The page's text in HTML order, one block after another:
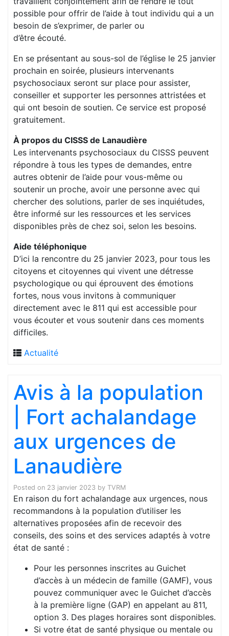
possible pour offrir de l’aide à tout individu qui a un
besoin de s’exprimer, de parler ou
d’être écouté.
En se présentant au sous-sol de l’église le 25 janvier
prochain en soirée, plusieurs intervenants
psychosociaux seront sur place pour assister,
conseiller et supporter les personnes attristées et
qui ont besoin de soutien. Ce service est proposé
gratuitement.
À propos du CISSS de Lanaudière
Les intervenants psychosociaux du CISSS peuvent
répondre à tous les types de demandes, entre
autres obtenir de l’aide pour vous-même ou
soutenir un proche, avoir une personne avec qui
chercher des solutions, parler de ses inquiétudes,
être informé sur les ressources et les services
disponibles près de chez soi, selon les besoins.
Aide téléphonique
D’ici la rencontre du 25 janvier 2023, pour tous les
citoyens et citoyennes qui vivent une détresse
psychologique ou qui éprouvent des émotions
fortes, nous vous invitons à communiquer
directement avec le 811 qui est accessible pour
vous écouter et vous soutenir dans ces moments
difficiles.
Actualité
Avis à la population
| Fort achalandage
aux urgences de
Lanaudière
Posted on 23 janvier 2023 by TVRM
En raison du fort achalandage aux urgences, nous
recommandons à la population d’utiliser les
alternatives proposées afin de recevoir des
conseils, des soins et des services adaptés à votre
état de santé :
Pour les personnes inscrites au Guichet
d’accès à un médecin de famille (GAMF), vous
pouvez communiquer avec le Guichet d’accès
à la première ligne (GAP) en appelant au 811,
option 3. Des plages horaires sont disponibles.
Si votre état de santé physique ou mentale ou